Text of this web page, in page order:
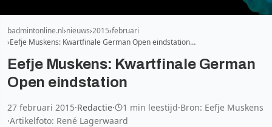
badmintonline.nl nieuws 2015 februari
Eefje Muskens: Kwartfinale German Open eindstation…
Eefje Muskens: Kwartfinale German
Open eindstation
27 februari 2015·Redactie· 1 min leestijd·Bron: Eefje Muskens
·Artikelfoto: René Lagerwaard